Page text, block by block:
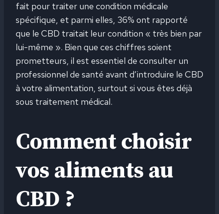
fait pour traiter une condition médicale
spécifique, et parmi elles, 36% ont rapporté
que le CBD traitait leur condition « très bien par
lui-même ». Bien que ces chiffres soient
prometteurs, il est essentiel de consulter un
professionnel de santé avant d’introduire le CBD
à votre alimentation, surtout si vous êtes déjà
sous traitement médical.
Comment choisir
vos aliments au
CBD ?